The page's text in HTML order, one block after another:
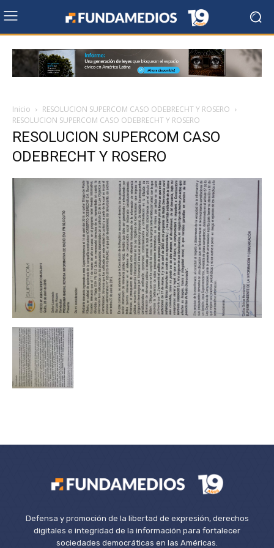
Inicio
RESOLUCION SUPERCOM CASO ODEBRECHT Y ROSERO
RESOLUCION SUPERCOM CASO ODEBRECHT Y ROSERO
RESOLUCION SUPERCOM CASO
ODEBRECHT Y ROSERO
Defensa y promoción de la libertad de expresión, derechos
digitales e integridad de la información para fortalecer
sociedades democráticas en las Américas.